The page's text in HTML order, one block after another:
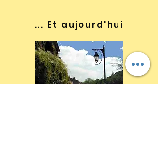
... Et aujourd'hui